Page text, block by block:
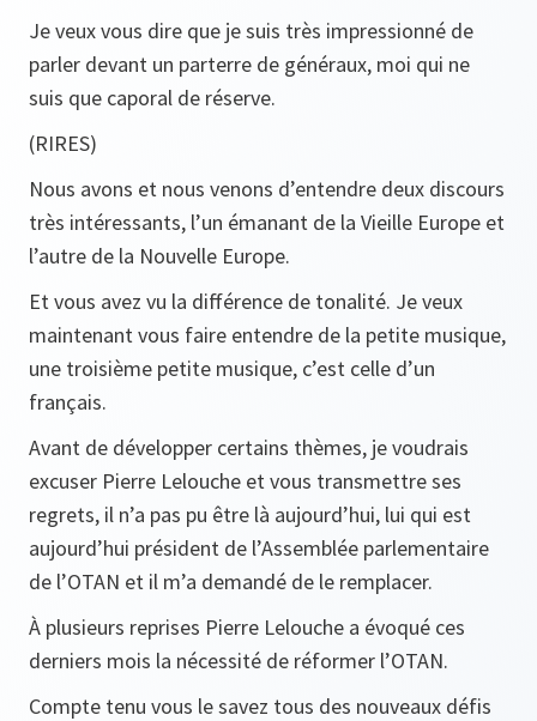
Je veux vous dire que je suis très impressionné de
parler devant un parterre de généraux, moi qui ne
suis que caporal de réserve.
(RIRES)
Nous avons et nous venons d’entendre deux discours
très intéressants, l’un émanant de la Vieille Europe et
l’autre de la Nouvelle Europe.
Et vous avez vu la différence de tonalité. Je veux
maintenant vous faire entendre de la petite musique,
une troisième petite musique, c’est celle d’un
français.
Avant de développer certains thèmes, je voudrais
excuser Pierre Lelouche et vous transmettre ses
regrets, il n’a pas pu être là aujourd’hui, lui qui est
aujourd’hui président de l’Assemblée parlementaire
de l’OTAN et il m’a demandé de le remplacer.
À plusieurs reprises Pierre Lelouche a évoqué ces
derniers mois la nécessité de réformer l’OTAN.
Compte tenu vous le savez tous des nouveaux défis